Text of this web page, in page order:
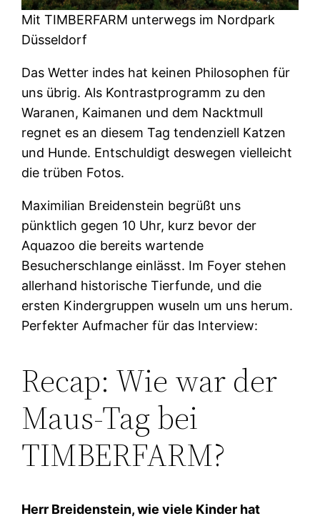
Mit TIMBERFARM unterwegs im Nordpark
Düsseldorf
Das Wetter indes hat keinen Philosophen für
uns übrig. Als Kontrastprogramm zu den
Waranen, Kaimanen und dem Nacktmull
regnet es an diesem Tag tendenziell Katzen
und Hunde. Entschuldigt deswegen vielleicht
die trüben Fotos.
Maximilian Breidenstein begrüßt uns
pünktlich gegen 10 Uhr, kurz bevor der
Aquazoo die bereits wartende
Besucherschlange einlässt. Im Foyer stehen
allerhand historische Tierfunde, und die
ersten Kindergruppen wuseln um uns herum.
Perfekter Aufmacher für das Interview:
Recap: Wie war der
Maus-Tag bei
TIMBERFARM?
Herr Breidenstein, wie viele Kinder hat